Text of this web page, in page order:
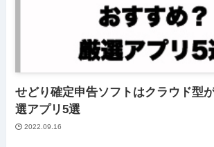
せどり確定申告ソフトはクラウド型
選アプリ5選
2022.09.16